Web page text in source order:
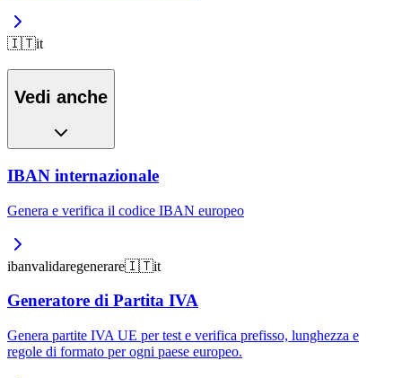
🇮🇹it
Vedi anche
IBAN internazionale
Genera e verifica il codice IBAN europeo
ibanvalidaregenerare🇮🇹it
Generatore di Partita IVA
Genera partite IVA UE per test e verifica prefisso, lunghezza e
regole di formato per ogni paese europeo.